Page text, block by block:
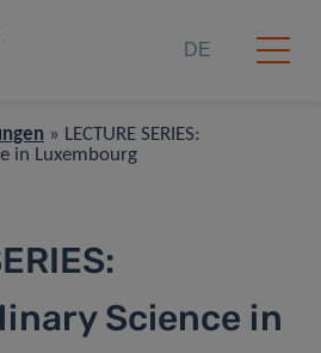
DE
» LECTURE SERIES:
in Luxembourg
Science in